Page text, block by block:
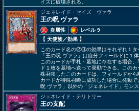
イズに破壊される。
ジェネレイド・セイズ ヴァラ
王の呪 ヴァラ
炎属性
レベル 9
【 天使族／効果 】
このカード名の②③の効果はそれぞれ１タ
「王の呪 ヴァラ」は自分フィールドに１
このカードが手札・墓地に存在する場合
ド１枚を墓地へ送って発動できる。この
殊召喚したこのカードは、フィールドか
カードが特殊召喚に成功した場合に発動
呪 ヴァラ」以外の「ジェネレイド」モン
ジェネレイド・テリトリー
王の支配